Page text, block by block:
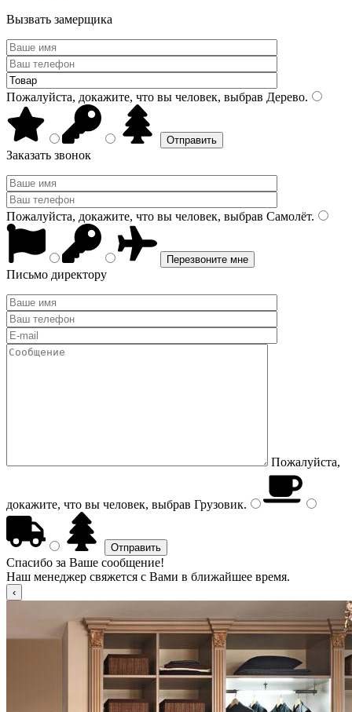
Вызвать замерщика
Пожалуйста, докажите, что вы человек, выбрав Дерево.
Заказать звонок
Пожалуйста, докажите, что вы человек, выбрав Самолёт.
Письмо директору
Пожалуйста,
докажите, что вы человек, выбрав Грузовик.
Спасибо за Ваше сообщение!
Наш менеджер свяжется с Вами в ближайшее время.